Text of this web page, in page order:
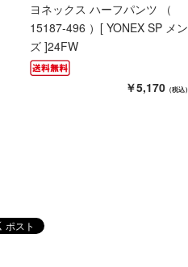
ヨネックス ハーフパンツ （
15187-496 ）[ YONEX SP メン
ズ ]24FW
￥5,170 （税込）